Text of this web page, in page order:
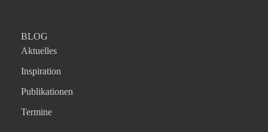
BLOG
Aktuelles
Inspiration
Publikationen
Termine